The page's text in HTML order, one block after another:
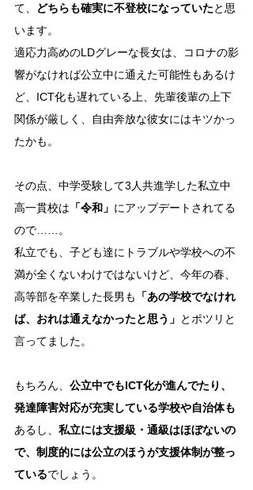
て、
どちらも確実に不登校になっていたと思
います。
適応力高めのLDグレーな長女は、コロナの影
響がなければ公立中に通えた可能性もあるけ
ど、ICT化も遅れている上、先輩後輩の上下
関係が厳しく、自由奔放な彼女にはキツかっ
たかも。
その点、中学受験して3人共進学した私立中
高一貫校は 「令和」 にアップデートされてる
ので……。
私立でも、子ども達にトラブルや学校への不
満が全くないわけではないけど、今年の春、
高等部を卒業した長男も
「あの学校でなけれ
ば、おれは通えなかったと思う」 とポツリと
言ってました。
もちろん、 公立中でもICT化が進んでたり、
発達障害対応が充実している学校や自治体も
あるし、 私立には支援級・通級はほぼないの
で、制度的には公立のほうが支援体制が整っ
ているでしょう。